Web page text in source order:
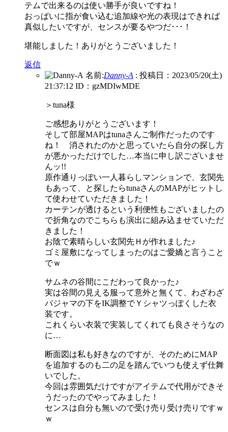
テムで出来るのは使い勝手が良いですね！
おっぱいに指が食い込む追加線や光の表現はできれば
真似したいですが、センスが要るやつだ･･･！
堪能しました！ありがとうございました！
返信
名前:Danny-A : 投稿日：2023/05/20(土)
21:37:12 ID：gzMDIwMDE
＞tuna様
ご感想ありがとうございます！
そして部屋MAPはtunaさんご制作だったのです
ね！ 消されたのかと思っていたら自分の探し方
が悪かっただけでした…本当に申し訳ございませ
んッ!!
原作通りっぽい一人暮らしマンションで、玄関先
もあって、と探したらtunaさんのMAPがヒットし
て使わせていただきました！
カーテンが透けるという利便性もございましたの
で折角なのでこちらも演出に組み込ませていただ
きました！
お陰で素晴らしい玄関先Ｈが作れました♪
ゴミ屋敷になってしまったのはご愛嬌と言うこと
でｗ
サムネの谷間にこだわって良かった♪
実は谷間の見える服って意外と無くて、わざわざ
パジャマの下をIK調整でＹシャツっぽくした衣
装です。
これくらい衣装で実装してくれても良さそうなの
に…
断面図は私も好きなのですが、そのためにMAP
を追加するのも二の足を踏んでいつも使えず仕舞
いでした。
今回は雰囲気だけですがアイテムで代用ができそ
うだったのでやってみました！
センスは自分も無いので受け売り受け売りですｗ
ｗ